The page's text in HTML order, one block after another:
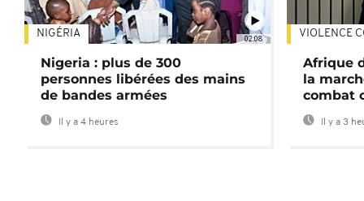
02:08
NIGÉRIA
Nigeria : plus de 300
personnes libérées des mains
de bandes armées
Il y a 4 heures
VIOLENCE
Afrique
la
combat
Il y a 3